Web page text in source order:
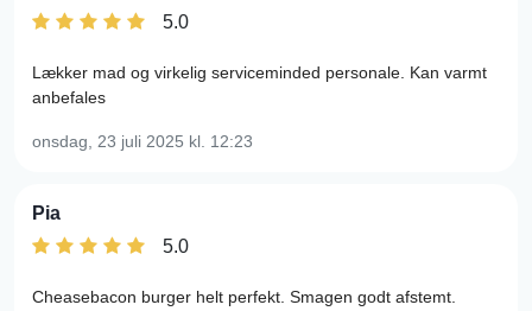
5.0
Lækker mad og virkelig serviceminded personale. Kan varmt
anbefales
onsdag, 23 juli 2025 kl. 12:23
Pia
5.0
Cheasebacon burger helt perfekt. Smagen godt afstemt.